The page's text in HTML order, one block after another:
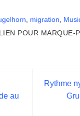
, migration,
LIEN POUR MARQUE-
au
Rythme